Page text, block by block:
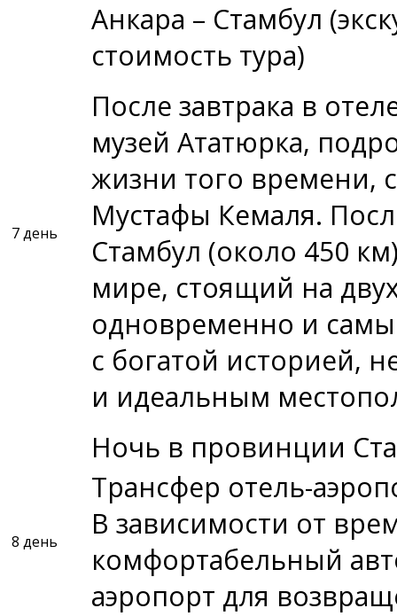
7 день
Анкара – Стамбул
стоимость тура)
После завтрака в
музей Ататюрка,
жизни того
Мустафы Кемаля.
Стамбул (около 450
мире, стоящий на
одновременно и
с богатой историей,
и идеальным
Ночь в провинции
8 день
Трансфер отель-
В зависимости от
комфортабельный
аэропорт для